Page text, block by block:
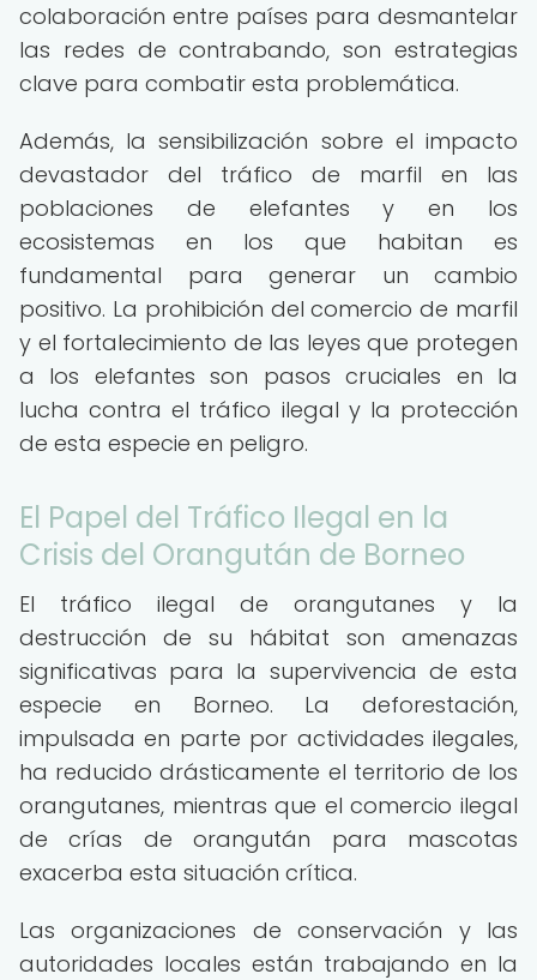
colaboración entre países para desmantelar
las redes de contrabando, son estrategias
clave para combatir esta problemática.
Además, la sensibilización sobre el impacto
devastador del tráfico de marfil en las
poblaciones de elefantes y en los
ecosistemas en los que habitan es
fundamental para generar un cambio
positivo. La prohibición del comercio de marfil
y el fortalecimiento de las leyes que protegen
a los elefantes son pasos cruciales en la
lucha contra el tráfico ilegal y la protección
de esta especie en peligro.
El Papel del Tráfico Ilegal en la
Crisis del Orangután de Borneo
El tráfico ilegal de orangutanes y la
destrucción de su hábitat son amenazas
significativas para la supervivencia de esta
especie en Borneo. La deforestación,
impulsada en parte por actividades ilegales,
ha reducido drásticamente el territorio de los
orangutanes, mientras que el comercio ilegal
de crías de orangután para mascotas
exacerba esta situación crítica.
Las organizaciones de conservación y las
autoridades locales están trabajando en la